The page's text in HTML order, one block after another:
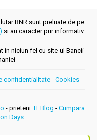
BNR sunt preluate de pe
si au caracter pur informativ.
in niciun fel cu site-ul Bancii
confidentialitate - Cookies
- prieteni: IT Blog - Cumpara
Days